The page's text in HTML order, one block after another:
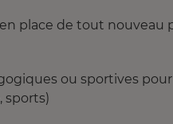
place de tout nouveau
ou sportives
sports)